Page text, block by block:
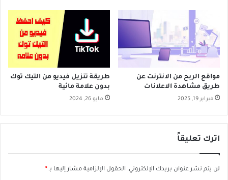
مواقع الربح من الانترنت عن
طريق مشاهدة الاعلانات
فبراير 19, 2025
طريقة تنزيل فيديو من التيك توك
بدون علامة مائية
مايو 26, 2024
اترك تعليقاً
لن يتم نشر عنوان بريدك الإلكتروني. الحقول الإلزامية مشار إليها بـ *